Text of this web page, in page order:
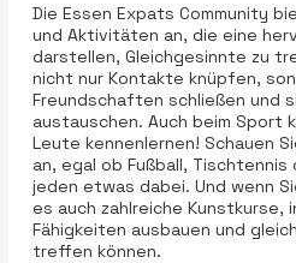
Die Essen Expats Community
und Aktivitäten an, die eine
darstellen, Gleichgesinnte zu
nicht nur Kontakte knüpfen,
Freundschaften schließen und
austauschen. Auch beim Sport
Leute kennenlernen! Schauen
an, egal ob Fußball,
jeden etwas dabei. Und wenn
es auch zahlreiche Kunstkurse,
Fähigkeiten ausbauen und
treffen können.